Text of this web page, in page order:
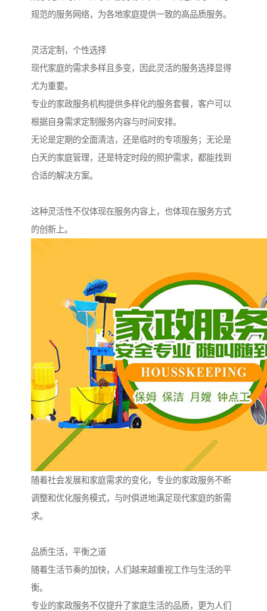
规范的服务网络，为各地家庭提供一致的高品质服务。
灵活定制，个性选择
现代家庭的需求多样且多变，因此灵活的服务选择显得
尤为重要。
专业的家政服务机构提供多样化的服务套餐，客户可以
根据自身需求定制服务内容与时间安排。
无论是定期的全面清洁，还是临时的专项服务；无论是
白天的家庭管理，还是特定时段的照护需求，都能找到
合适的解决方案。
这种灵活性不仅体现在服务内容上，也体现在服务方式
的创新上。
随着社会发展和家庭需求的变化，专业的家政服务不断
调整和优化服务模式，与时俱进地满足现代家庭的新需
求。
品质生活，平衡之道
随着生活节奏的加快，人们越来越重视工作与生活的平
衡。
专业的家政服务不仅提升了家庭生活的品质，更为人们